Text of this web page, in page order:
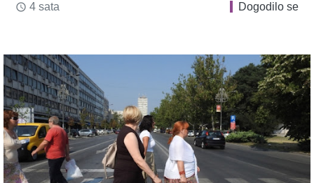
access_time 4 sata Dogodilo se